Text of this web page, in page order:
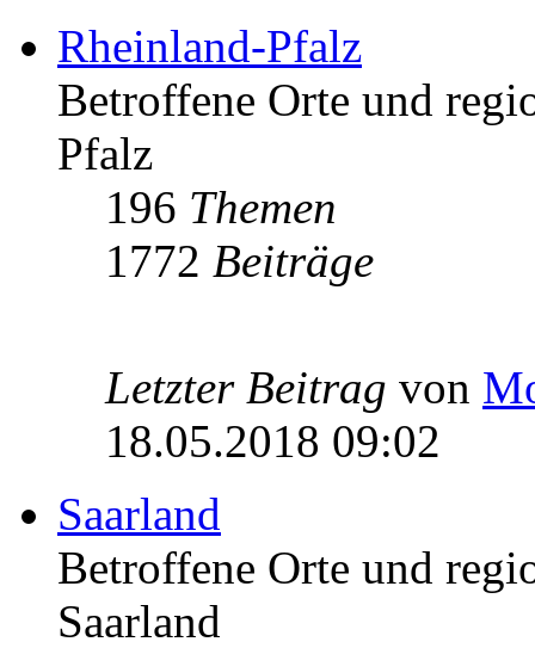
Rheinland-Pfalz
Betroffene Orte und
Pfalz
196 Themen
1772 Beiträge
Letzter Beitrag von
18.05.2018 09:02
Saarland
Betroffene Orte und
Saarland